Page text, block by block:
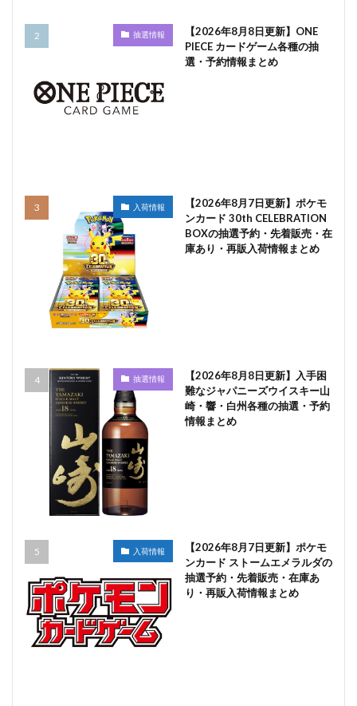
抽選情報
【2026年8月8日更新】ONE
PIECE カードゲーム各種の抽
選・予約情報まとめ
入荷情報
【2026年8月7日更新】ポケモ
ンカード 30th CELEBRATION
BOXの抽選予約・先着販売・在
庫あり・再販入荷情報まとめ
抽選情報
【2026年8月8日更新】入手困
難なジャパニーズウイスキー山
崎・響・白州各種の抽選・予約
情報まとめ
入荷情報
【2026年8月7日更新】ポケモ
ンカード ストームエメラルダの
抽選予約・先着販売・在庫あ
り・再販入荷情報まとめ